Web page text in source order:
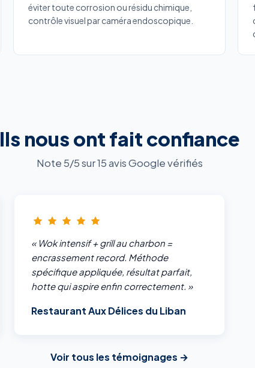
éviter toute corrosion ou résidu chimique,
contrôle visuel par caméra endoscopique.
Ils nous ont fait confiance
Note 5/5 sur 15 avis Google vérifiés
« Wok intensif + grill au charbon =
encrassement record. Méthode
spécifique appliquée, résultat parfait,
hotte qui aspire enfin correctement. »
Restaurant Aux Délices du Liban
Voir tous les témoignages →